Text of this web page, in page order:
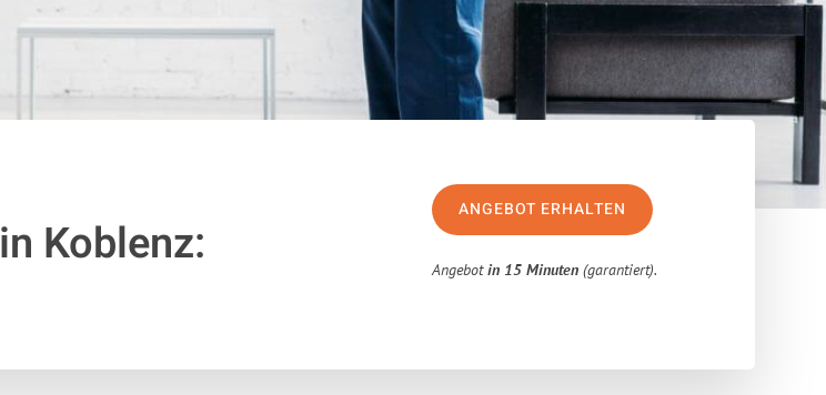
in Koblenz:
ANGEBOT ERHALTEN
Angebotin 15 Minuten (garantiert).